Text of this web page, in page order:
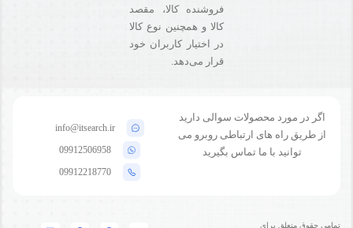
فروشنده کالا،‌ مقصد
کالا و همچنین نوع کالا
در اختیار کاربران خود
قرار می‌دهد.
اگر در مورد محصولات سوالی دارید
از طریق راه های ارتباطی روبرو می
توانید با ما تماس بگیرید
info@itsearch.ir
09912506958
09912218770
تمامی حقوق متعلق برای